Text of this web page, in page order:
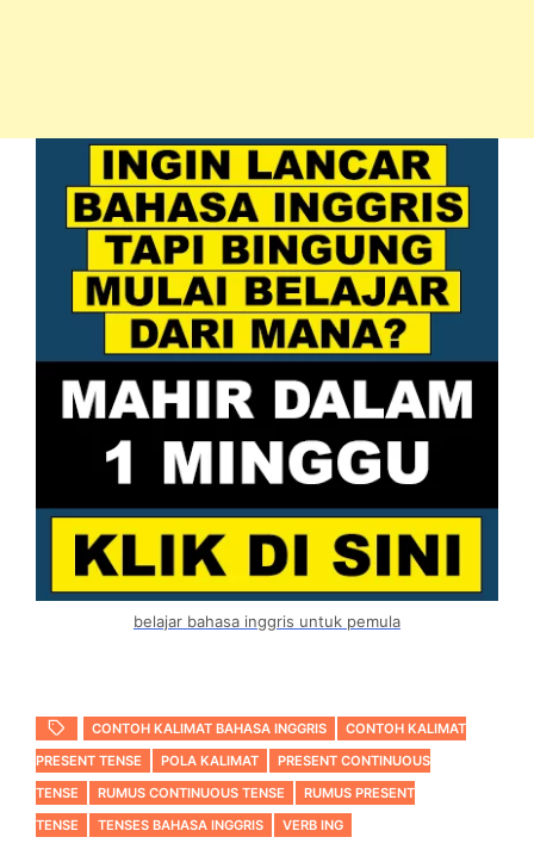
belajar bahasa inggris untuk pemula
CONTOH KALIMAT BAHASA INGGRIS
CONTOH KALIMAT
PRESENT TENSE
POLA KALIMAT
PRESENT CONTINUOUS
TENSE
RUMUS CONTINUOUS TENSE
RUMUS PRESENT
TENSE
TENSES BAHASA INGGRIS VERB ING